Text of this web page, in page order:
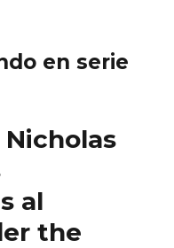
en serie
al
the